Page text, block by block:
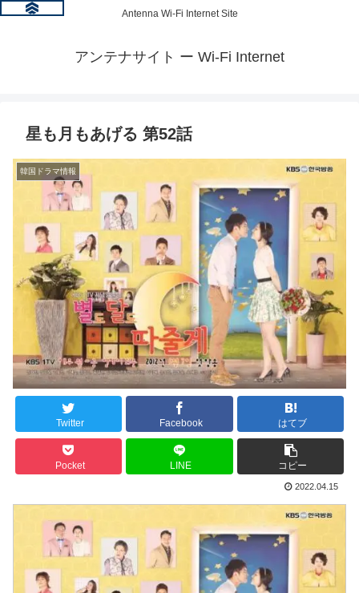
Antenna Wi-Fi Internet Site
アンテナサイト ー Wi-Fi Internet
星も月もあげる 第52話
韓国ドラマ情報
Twitter Facebook はてブ
Pocket LINE コピー
2022.04.15